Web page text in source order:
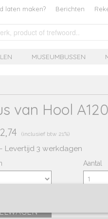
laten maken? Berichten
MUSEUMBUSSEN
van Hool A120
(inclusief btw 21%)
- Levertijd 3 werkdagen
Aantal